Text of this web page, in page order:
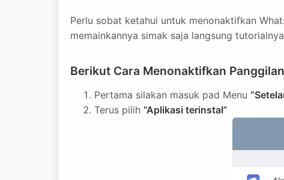
Perlu sobat ketahui untuk menonaktifkan
memainkannya simak saja langsung
Berikut Cara Menonaktifkan
Pertama silakan masuk pad Menu
Terus pilih “Aplikasi terinstal”